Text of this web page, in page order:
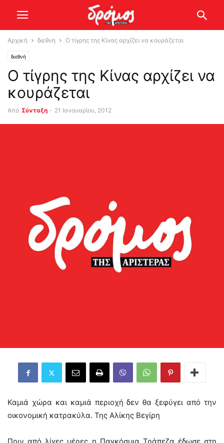
Αρχική διεθνή Ο τίγρης της Κίνας αρχίζει να κουράζεται
διεθνή
Ο τίγρης της Κίνας αρχίζει να
κουράζεται
Από Σύνταξη - 21 Ιανουαρίου, 2012
Καμιά χώρα και καμιά περιοχή δεν θα ξεφύγει από την
οικονομική κατρακύλα. Της Αλίκης Βεγίρη